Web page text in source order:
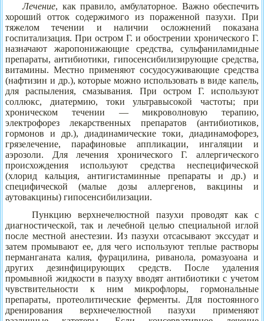
Лечение, как правило, амбулаторное. Важно обеспечить
хороший отток содержимого из пораженной пазухи. При
тяжелом течении и наличии осложнений показана
госпитализация. При остром Г. и обострении хронического Г.
назначают жаропонижающие средства, сульфаниламидные
препараты, антибиотики, гипосенсибилизирующие средства,
витамины. Местно применяют сосудосуживающие средства
(нафтизин и др.), которые можно использовать в виде капель,
для распыления, смазывания. При остром Г. используют
соллюкс, диатермию, токи ультравысокой частоты; при
хроническом течении — микроволновую терапию,
электрофорез лекарственных препаратов (антибиотиков,
гормонов и др.), диадинамические токи, диадинамофорез,
грязелечение, парафиновые аппликации, ингаляции и
аэрозоли. Для лечения хронического Г. аллергического
происхождения используют средства неспецифической
(хлорид кальция, антигистаминные препараты и др.) и
специфической (малые дозы аллергенов, вакцины и
аутовакцины) гипосенсибилизации.
Пункцию верхнечелюстной пазухи проводят как с
диагностической, так и лечебной целью специальной иглой
после местной анестезии. Из пазухи отсасывают экссудат и
затем промывают ее, для чего используют теплые растворы
перманганата калия, фурацилина, риванола, ромазуоана и
других дезинфицирующих средств. После удаления
промывной жидкости в пазуху вводят антибиотики с учетом
чувствительности к ним микрофлоры, гормональные
препараты, протеолитические ферменты. Для постоянного
дренирования верхнечелюстной пазухи применяют